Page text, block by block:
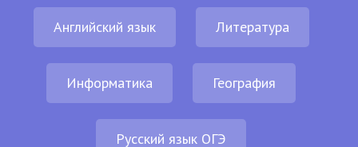
Английский язык Литература
Информатика География
Русский язык ОГЭ